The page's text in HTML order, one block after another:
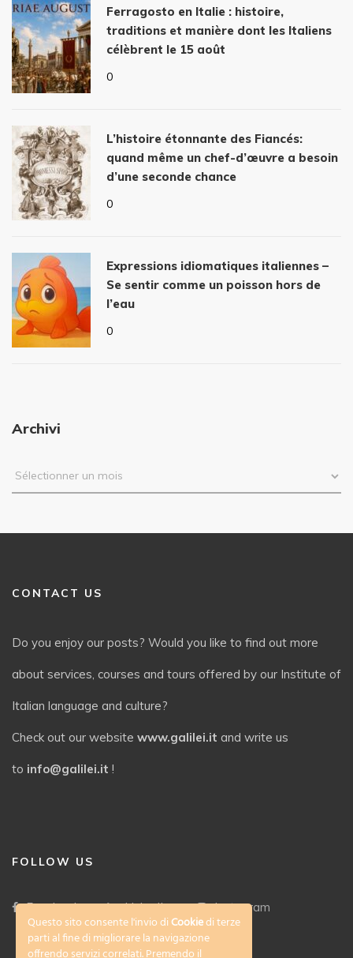
Ferragosto en Italie : histoire,
traditions et manière dont les Italiens
célèbrent le 15 août
0
L’histoire étonnante des Fiancés:
quand même un chef-d’œuvre a besoin
d’une seconde chance
0
Expressions idiomatiques italiennes –
Se sentir comme un poisson hors de
l’eau
0
Archivi
CONTACT US
Do you enjoy our posts? Would you like to find out more
about services, courses and tours offered by our Institute of
Italian language and culture?
Check out our website www.galilei.it and write us
to info@galilei.it !
FOLLOW US
Facebook LinkedIn Instagram
Questo sito consente l'invio diCookiedi terze
parti al fine di migliorare la navigazione